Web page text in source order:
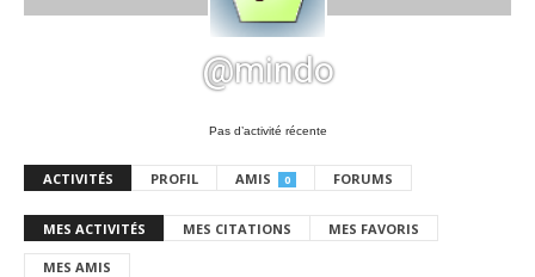
@mindo
Pas d’activité récente
ACTIVITÉS PROFIL AMIS 0 FORUMS
MES ACTIVITÉS MES CITATIONS MES FAVORIS
MES AMIS